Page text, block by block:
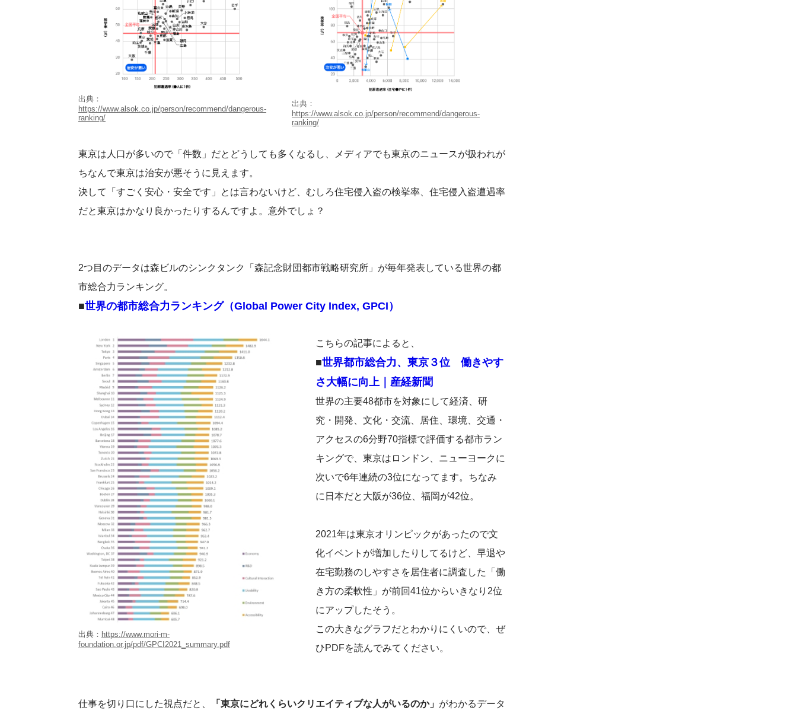
出典：
https://www.alsok.co.jp/person/recommend/dangerous-
ranking/
出典：
https://www.alsok.co.jp/person/recommend/dangerous-
ranking/
東京は人口が多いので「件数」だとどうしても多くなるし、メディアでも東京のニュースが扱われが
ちなんで東京は治安が悪そうに見えます。
決して「すごく安心・安全です」とは言わないけど、むしろ住宅侵入盗の検挙率、住宅侵入盗遭遇率
だと東京はかなり良かったりするんですよ。意外でしょ？
2つ目のデータは森ビルのシンクタンク「森記念財団都市戦略研究所」が毎年発表している世界の都
市総合力ランキング。
■世界の都市総合力ランキング（Global Power City Index, GPCI）
出典： https://www.mori-m-
foundation.or.jp/pdf/GPCI2021_summary.pdf
こちらの記事によると、
■世界都市総合力、東京３位 働きやす
さ大幅に向上｜産経新聞
世界の主要48都市を対象にして経済、研
究・開発、文化・交流、居住、環境、交通・
アクセスの6分野70指標で評価する都市ラン
キングで、東京はロンドン、ニューヨークに
次いで6年連続の3位になってます。ちなみ
に日本だと大阪が36位、福岡が42位。
2021年は東京オリンピックがあったので文
化イベントが増加したりしてるけど、早退や
在宅勤務のしやすさを居住者に調査した「働
き方の柔軟性」が前回41位からいきなり2位
にアップしたそう。
この大きなグラフだとわかりにくいので、ぜ
ひPDFを読んでみてください。
仕事を切り口にした視点だと、 「東京にどれくらいクリエイティブな人がいるのか」 がわかるデータ